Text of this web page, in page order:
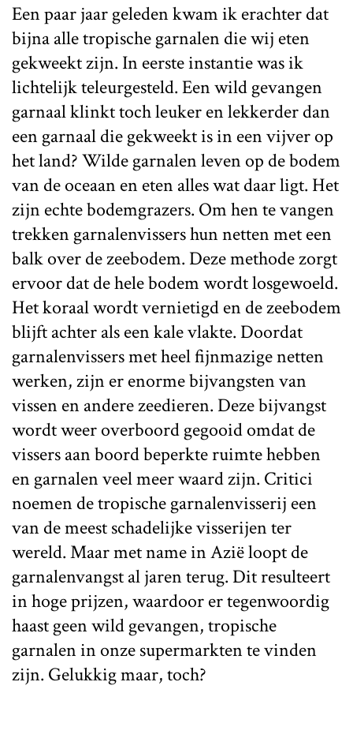
Een paar jaar geleden kwam ik erachter dat
bijna alle tropische garnalen die wij eten
gekweekt zijn. In eerste instantie was ik
lichtelijk teleurgesteld. Een wild gevangen
garnaal klinkt toch leuker en lekkerder dan
een garnaal die gekweekt is in een vijver op
het land? Wilde garnalen leven op de bodem
van de oceaan en eten alles wat daar ligt. Het
zijn echte bodemgrazers. Om hen te vangen
trekken garnalenvissers hun netten met een
balk over de zeebodem. Deze methode zorgt
ervoor dat de hele bodem wordt losgewoeld.
Het koraal wordt vernietigd en de zeebodem
blijft achter als een kale vlakte. Doordat
garnalenvissers met heel fijnmazige netten
werken, zijn er enorme bijvangsten van
vissen en andere zeedieren. Deze bijvangst
wordt weer overboord gegooid omdat de
vissers aan boord beperkte ruimte hebben
en garnalen veel meer waard zijn. Critici
noemen de tropische garnalenvisserij een
van de meest schadelijke visserijen ter
wereld. Maar met name in Azië loopt de
garnalenvangst al jaren terug. Dit resulteert
in hoge prijzen, waardoor er tegenwoordig
haast geen wild gevangen, tropische
garnalen in onze supermarkten te vinden
zijn. Gelukkig maar, toch?